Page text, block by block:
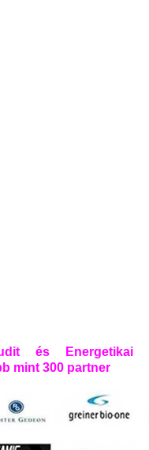
és Energetikai
mint 300 partner